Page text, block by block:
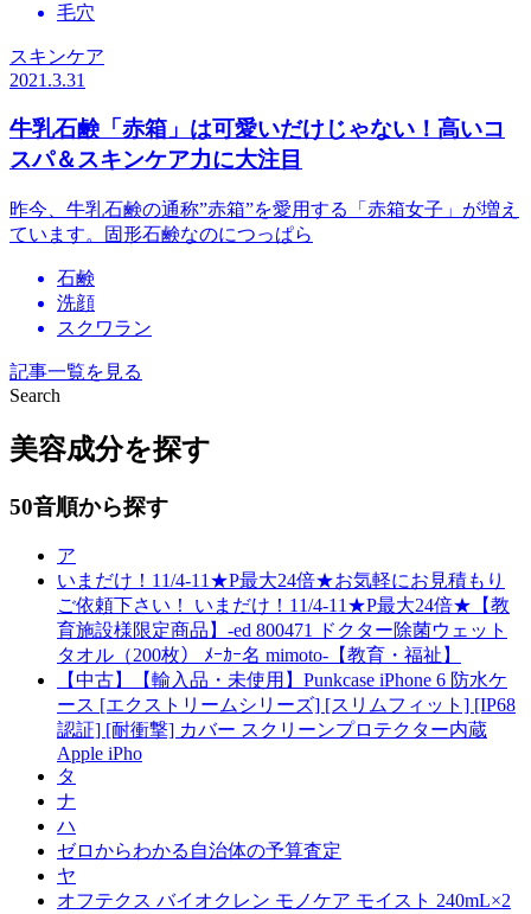
毛穴
スキンケア
2021.3.31
牛乳石鹸「赤箱」は可愛いだけじゃない！高いコ
スパ＆スキンケア力に大注目
昨今、牛乳石鹸の通称”赤箱”を愛用する「赤箱女子」が増え
ています。固形石鹸なのにつっぱら
石鹸
洗顔
スクワラン
記事一覧を見る
Search
美容成分を探す
50音順から探す
ア
いまだけ！11/4-11★P最大24倍★お気軽にお見積もり
ご依頼下さい！ いまだけ！11/4-11★P最大24倍★【教
育施設様限定商品】-ed 800471 ドクター除菌ウェット
タオル（200枚） ﾒｰｶｰ名 mimoto-【教育・福祉】
【中古】【輸入品・未使用】Punkcase iPhone 6 防水ケ
ース [エクストリームシリーズ] [スリムフィット] [IP68
認証] [耐衝撃] カバー スクリーンプロテクター内蔵
Apple iPho
タ
ナ
ハ
ゼロからわかる自治体の予算査定
ヤ
オフテクス バイオクレン モノケア モイスト 240mL×2